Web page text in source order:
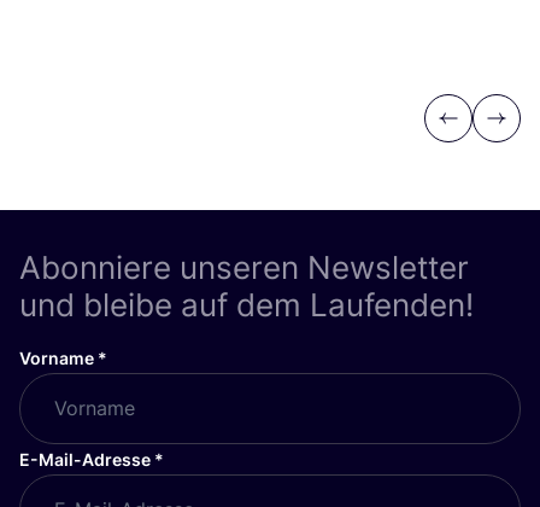
Previous
Next
Abonniere unseren Newsletter
und bleibe auf dem Laufenden!
Vorname *
E-Mail-Adresse *